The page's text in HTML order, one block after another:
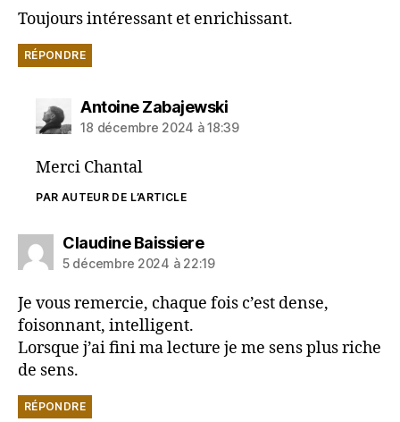
Toujours intéressant et enrichissant.
RÉPONDRE
Antoine Zabajewskidit :
18 décembre 2024 à 18:39
Merci Chantal
PAR AUTEUR DE L’ARTICLE
Claudine Baissieredit :
5 décembre 2024 à 22:19
Je vous remercie, chaque fois c’est dense,
foisonnant, intelligent.
Lorsque j’ai fini ma lecture je me sens plus riche
de sens.
RÉPONDRE